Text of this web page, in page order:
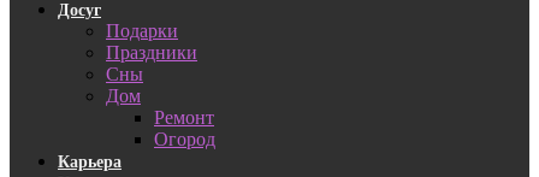
Досуг
Подарки
Праздники
Сны
Дом
Ремонт
Огород
Карьера